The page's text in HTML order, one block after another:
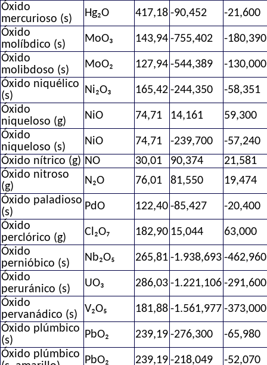
Óxido
mercurioso (s)
Hg₂O 417,18 -90,452
-21,600
Óxido
molíbdico (s)
MoO₃ 143,94 -755,402
-180,390
Óxido
molibdoso (s)
MoO₂ 127,94 -544,389
-130,000
Óxido niquélico
(s)
Ni₂O₃ 165,42 -244,350
-58,351
Óxido
niqueloso (g)
NiO 74,71 14,161
59,300
Óxido
niqueloso (s)
NiO 74,71 -239,700
-57,240
Óxido nítrico (g) NO 30,01 90,374
21,581
Óxido nitroso
(g)
N₂O 76,01 81,550
19,474
Óxido paladioso
(s)
PdO 122,40 -85,427
-20,400
Óxido
perclórico (g)
Cl₂O₇ 182,90 15,044
63,000
Óxido
pernióbico (s)
Nb₂O₅ 265,81 -1.938,693 -462,960
Óxido
peruránico (s)
UO₃ 286,03 -1.221,106 -291,600
Óxido
pervanádico (s)
V₂O₅ 181,88 -1.561,977 -373,000
Óxido plúmbico
(s)
PbO₂ 239,19 -276,300
-65,980
Óxido plúmbico PbO₂ 239,19 -218,049 -52,070